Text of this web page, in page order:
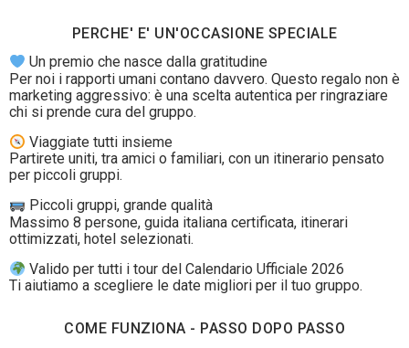
PERCHE' E' UN'OCCASIONE SPECIALE
Un premio che nasce dalla gratitudine
Per noi i rapporti umani contano davvero. Questo regalo non è
marketing aggressivo: è una scelta autentica per ringraziare
chi si prende cura del gruppo.
Viaggiate tutti insieme
Partirete uniti, tra amici o familiari, con un itinerario pensato
per piccoli gruppi.
Piccoli gruppi, grande qualità
Massimo 8 persone, guida italiana certificata, itinerari
ottimizzati, hotel selezionati.
Valido per tutti i tour del Calendario Ufficiale 2026
Ti aiutiamo a scegliere le date migliori per il tuo gruppo.
COME FUNZIONA - PASSO DOPO PASSO